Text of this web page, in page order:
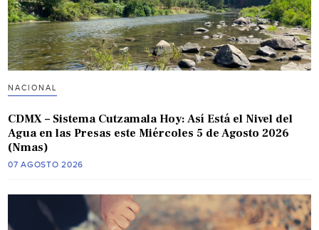
NACIONAL
CDMX – Sistema Cutzamala Hoy: Así Está el Nivel del
Agua en las Presas este Miércoles 5 de Agosto 2026
(Nmas)
07 AGOSTO 2026